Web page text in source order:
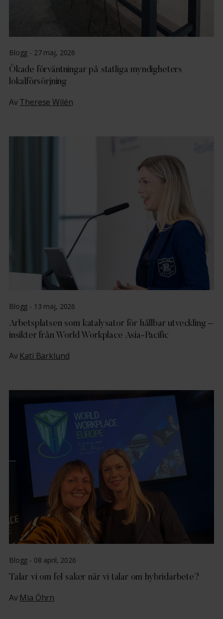
Blogg - 27 maj, 2026
Ökade förväntningar på statliga myndigheters
lokalförsörjning
AvTherese Wilén
Blogg - 13 maj, 2026
Arbetsplatsen som katalysator för hållbar utveckling –
insikter från World Workplace Asia-Pacific
Av Kati Barklund
Blogg - 08 april, 2026
Talar vi om fel saker när vi talar om hybridarbete?
Av Mia Öhrn